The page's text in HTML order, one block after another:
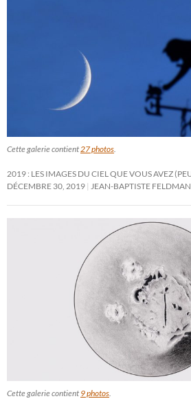
Cette galerie contient27 photos.
2019 : LES IMAGES DU CIEL QUE VOUS AVEZ
DÉCEMBRE 30, 2019 JEAN-BAPTISTE
Cette galerie contient 9 photos.